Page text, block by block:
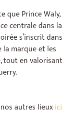
que Prince Waly,
centrale dans la
s’inscrit dans
marque et les
tout en valorisant
autres lieux ici